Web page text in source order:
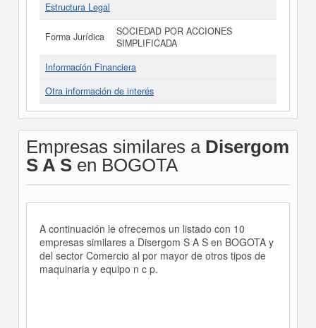
Estructura Legal
Forma Jurídica
SOCIEDAD POR ACCIONES
SIMPLIFICADA
Información Financiera
Otra información de interés
Empresas similares a Disergom
S A Sen BOGOTA
A continuación le ofrecemos un listado con 10
empresas similares a Disergom S A S en BOGOTA y
del sector Comercio al por mayor de otros tipos de
maquinaria y equipo n c p.